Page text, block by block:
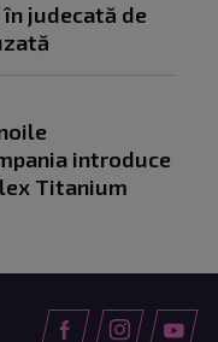
judecată de
introduce
Titanium